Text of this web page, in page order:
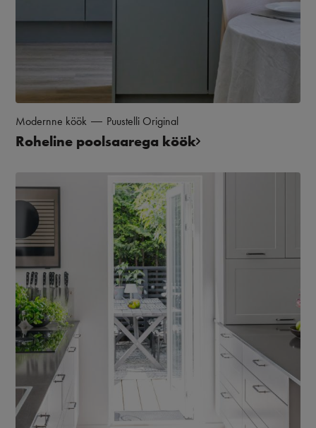
Modernne köök Puustelli Original
Roheline poolsaarega köök